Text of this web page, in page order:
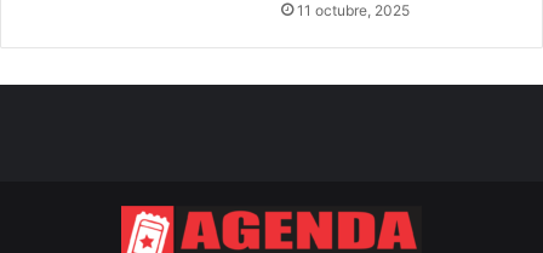
11 octubre, 2025